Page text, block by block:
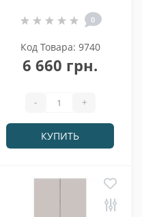
0
Код Товара: 9740
6 660 грн.
- +
КУПИТЬ